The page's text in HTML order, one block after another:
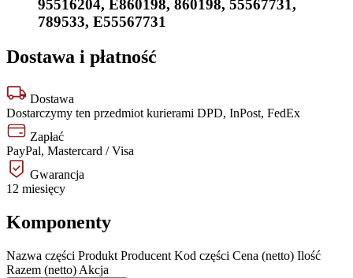
95516204, E860198, 860198, 55567731 ,
789533, E55567731
Dostawa i płatność
Dostawa
Dostarczymy ten przedmiot kurierami DPD, InPost, FedEx
Zapłać
PayPal, Mastercard / Visa
Gwarancja
12 miesięcy
Komponenty
Nazwa części Produkt Producent Kod części Cena (netto) Ilość
Razem (netto) Akcja